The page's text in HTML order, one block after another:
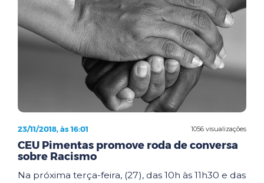
1056 visualizações
23/11/2018, às 16:01
CEU Pimentas promove roda de conversa
sobre Racismo
Na próxima terça-feira, (27), das 10h às 11h30 e das